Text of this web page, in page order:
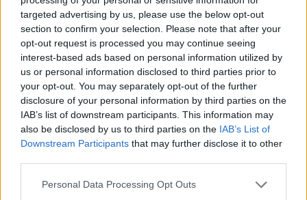
targeted advertising by us, please use the below opt-out
section to confirm your selection. Please note that after your
opt-out request is processed you may continue seeing
interest-based ads based on personal information utilized by
us or personal information disclosed to third parties prior to
your opt-out. You may separately opt-out of the further
disclosure of your personal information by third parties on the
IAB’s list of downstream participants. This information may
also be disclosed by us to third parties on the IAB’s List of
Downstream Participants that may further disclose it to other
Personal Data Processing Opt Outs
Il Sant'Elena si riprende il difensore Mancusi
28 Lug 2026